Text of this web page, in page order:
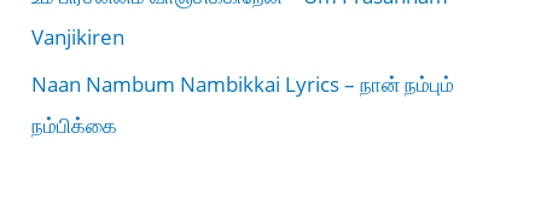
Vanjikiren
Naan Nambum Nambikkai Lyrics – நான் நம்பும்
நம்பிக்கை